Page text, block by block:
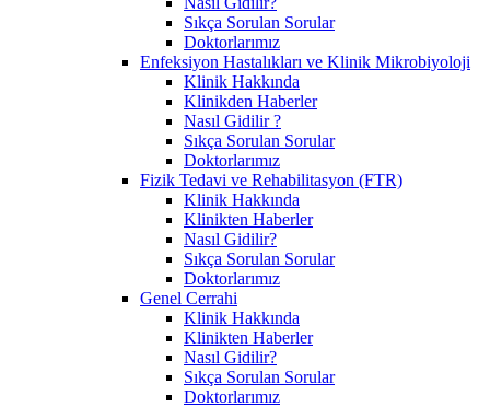
Sıkça Sorulan Sorular
Doktorlarımız
Enfeksiyon Hastalıkları ve Klinik Mikrobiyoloji
Klinik Hakkında
Klinikden Haberler
Nasıl Gidilir ?
Sıkça Sorulan Sorular
Doktorlarımız
Fizik Tedavi ve Rehabilitasyon (FTR)
Klinik Hakkında
Klinikten Haberler
Nasıl Gidilir?
Sıkça Sorulan Sorular
Doktorlarımız
Genel Cerrahi
Klinik Hakkında
Klinikten Haberler
Nasıl Gidilir?
Sıkça Sorulan Sorular
Doktorlarımız